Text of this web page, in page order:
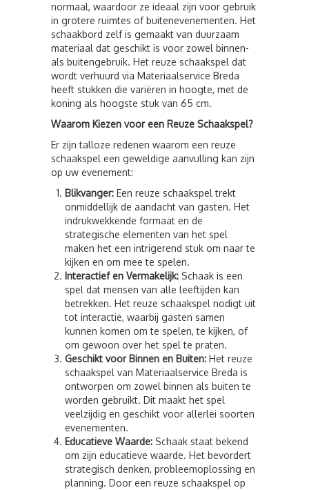
normaal, waardoor ze ideaal zijn voor gebruik
in grotere ruimtes of buitenevenementen. Het
schaakbord zelf is gemaakt van duurzaam
materiaal dat geschikt is voor zowel binnen-
als buitengebruik. Het reuze schaakspel dat
wordt verhuurd via Materiaalservice Breda
heeft stukken die variëren in hoogte, met de
koning als hoogste stuk van 65 cm.
Waarom Kiezen voor een Reuze Schaakspel?
Er zijn talloze redenen waarom een reuze
schaakspel een geweldige aanvulling kan zijn
op uw evenement:
Blikvanger: Een reuze schaakspel trekt
onmiddellijk de aandacht van gasten. Het
indrukwekkende formaat en de
strategische elementen van het spel
maken het een intrigerend stuk om naar te
kijken en om mee te spelen.
Interactief en Vermakelijk: Schaak is een
spel dat mensen van alle leeftijden kan
betrekken. Het reuze schaakspel nodigt uit
tot interactie, waarbij gasten samen
kunnen komen om te spelen, te kijken, of
om gewoon over het spel te praten.
Geschikt voor Binnen en Buiten: Het reuze
schaakspel van Materiaalservice Breda is
ontworpen om zowel binnen als buiten te
worden gebruikt. Dit maakt het spel
veelzijdig en geschikt voor allerlei soorten
evenementen.
Educatieve Waarde: Schaak staat bekend
om zijn educatieve waarde. Het bevordert
strategisch denken, probleemoplossing en
planning. Door een reuze schaakspel op